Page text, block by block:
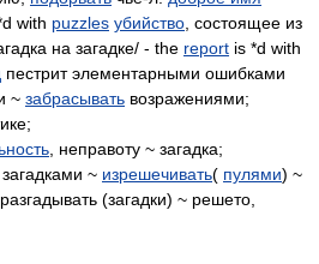
with puzzles убийство , состоящее из
на загадке/ - the report is *d with
пестрит элементарными ошибками
~ забрасывать возражениями;
, неправоту ~ загадка;
загадками ~ изрешечивать( пулями) ~
(загадки) ~ решето,